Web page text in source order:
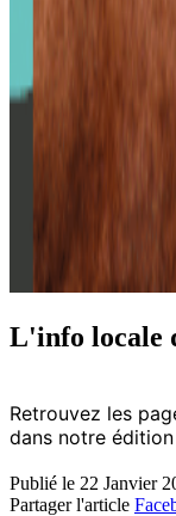
L'info locale
Retrouvez les
dans notre
Publié le 22 Janvier
Partager l'article